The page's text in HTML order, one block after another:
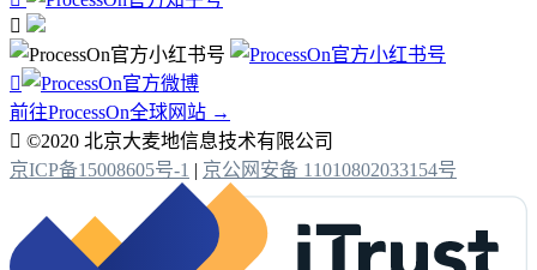


前往ProcessOn全球网站 →
 ©2020 北京大麦地信息技术有限公司
京ICP备15008605号-1 | 京公网安备 11010802033154号